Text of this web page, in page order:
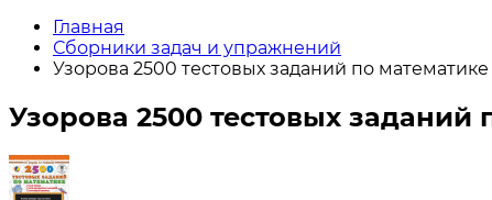
Главная
Сборники задач и упражнений
Узорова 2500 тестовых заданий по
Узорова 2500 тестовых